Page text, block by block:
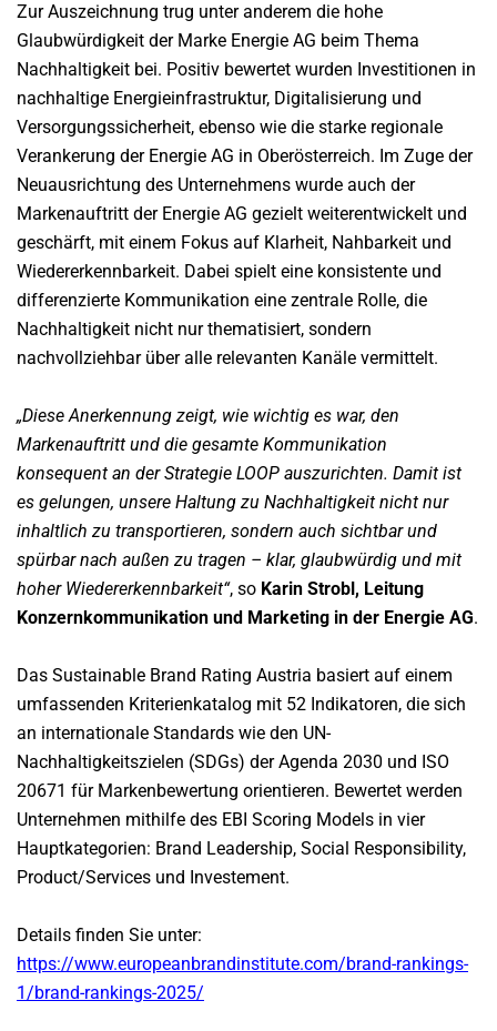
Zur Auszeichnung trug unter anderem die hohe
Glaubwürdigkeit der Marke Energie AG beim Thema
Nachhaltigkeit bei. Positiv bewertet wurden Investitionen in
nachhaltige Energieinfrastruktur, Digitalisierung und
Versorgungssicherheit, ebenso wie die starke regionale
Verankerung der Energie AG in Oberösterreich. Im Zuge der
Neuausrichtung des Unternehmens wurde auch der
Markenauftritt der Energie AG gezielt weiterentwickelt und
geschärft, mit einem Fokus auf Klarheit, Nahbarkeit und
Wiedererkennbarkeit. Dabei spielt eine konsistente und
differenzierte Kommunikation eine zentrale Rolle, die
Nachhaltigkeit nicht nur thematisiert, sondern
nachvollziehbar über alle relevanten Kanäle vermittelt.
„Diese Anerkennung zeigt, wie wichtig es war, den
Markenauftritt und die gesamte Kommunikation
konsequent an der Strategie LOOP auszurichten. Damit ist
es gelungen, unsere Haltung zu Nachhaltigkeit nicht nur
inhaltlich zu transportieren, sondern auch sichtbar und
spürbar nach außen zu tragen – klar, glaubwürdig und mit
hoher Wiedererkennbarkeit“, so Karin Strobl, Leitung
Konzernkommunikation und Marketing in der Energie AG.
Das Sustainable Brand Rating Austria basiert auf einem
umfassenden Kriterienkatalog mit 52 Indikatoren, die sich
an internationale Standards wie den UN-
Nachhaltigkeitszielen (SDGs) der Agenda 2030 und ISO
20671 für Markenbewertung orientieren. Bewertet werden
Unternehmen mithilfe des EBI Scoring Models in vier
Hauptkategorien: Brand Leadership, Social Responsibility,
Product/Services und Investement.
Details finden Sie unter:
https://www.europeanbrandinstitute.com/brand-rankings-
1/brand-rankings-2025/